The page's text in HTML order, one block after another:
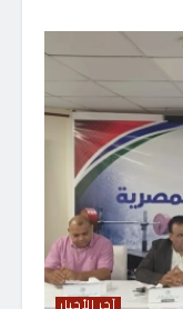
آخر الأخبار